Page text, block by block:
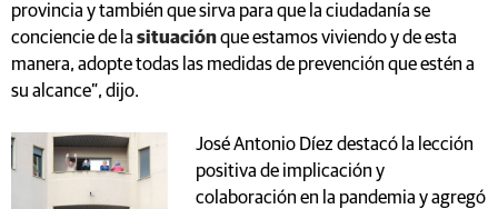
provincia y también que sirva para que la ciudadanía se
conciencie de la situaciónque estamos viviendo y de esta
manera, adopte todas las medidas de prevención que estén a
su alcance”, dijo.
José Antonio Díez destacó la lección
positiva de implicación y
colaboración en la pandemia y agregó